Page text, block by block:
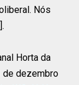
Nós
].
Horta da
de dezembro